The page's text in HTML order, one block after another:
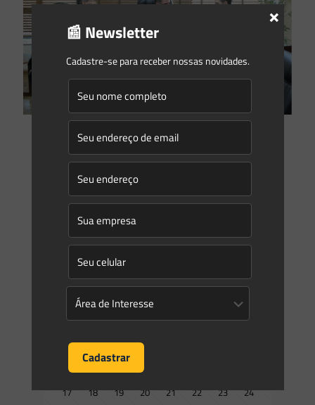
Saes Advogados on
14/11/2017
Criada Comissão de Desenvolvimento e Infraestrutura da
OAB/SC, Paulo Brincas, criou no dia de ontem (13/11) a
Comissão de Desenvolvimento e Infraestrutura –
Prev page
1 2 3 4
9
12
17
18 19 20 21 22 23
24
📰 Newsletter
Cadastre-se para receber nossas novidades.
×